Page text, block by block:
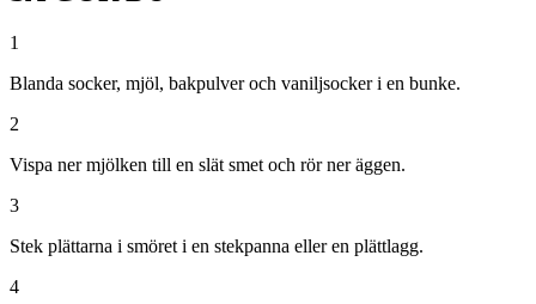
1
Blanda socker, mjöl, bakpulver och vaniljsocker i en bunke.
2
Vispa ner mjölken till en slät smet och rör ner äggen.
3
Stek plättarna i smöret i en stekpanna eller en plättlagg.
4